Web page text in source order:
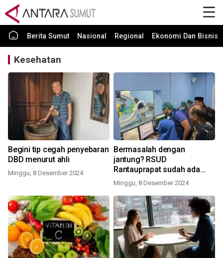
Berita Sumut Nasional Regional Ekonomi Dan Bisnis
Kesehatan
Begini tip cegah penyebaran
DBD menurut ahli
Minggu, 8 Desember 2024
Bermasalah dengan
jantung? RSUD
Rantauprapat sudah ada
Cath Lab
Minggu, 8 Desember 2024